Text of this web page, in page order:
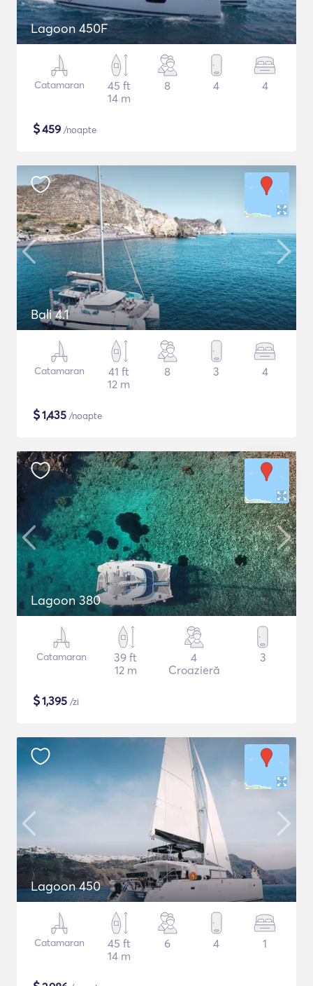
Lagoon 450F
Catamaran
45 ft
14 m
8 4 4
$459 /noapte
Bali 4.1
Catamaran
41 ft
12 m
8 3 4
$1,435 /noapte
Lagoon 380
Catamaran
39 ft
12 m
4
Croazieră
3
$1,395 /zi
Lagoon 450
Catamaran
45 ft
14 m
6 4 1